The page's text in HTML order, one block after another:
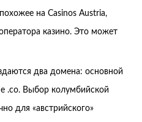
на Casinos Austria,
казино. Это может
два домена: основной
.co. Выбор колумбийской
для «австрийского»